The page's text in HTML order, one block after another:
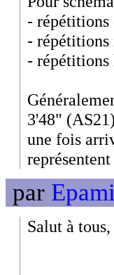
- répétitions
- répétitions
- répétitions
3'48"
une fois
par
Salut à tous,